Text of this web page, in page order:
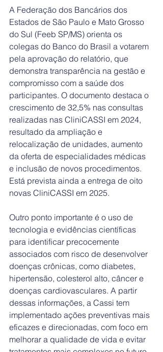
A Federação dos Bancários dos
Estados de São Paulo e Mato Grosso
do Sul (Feeb SP/MS) orienta os
colegas do Banco do Brasil a votarem
pela aprovação do relatório, que
demonstra transparência na gestão e
compromisso com a saúde dos
participantes. O documento destaca o
crescimento de 32,5% nas consultas
realizadas nas CliniCASSI em 2024,
resultado da ampliação e
relocalização de unidades, aumento
da oferta de especialidades médicas
e inclusão de novos procedimentos.
Está prevista ainda a entrega de oito
novas CliniCASSI em 2025.
Outro ponto importante é o uso de
tecnologia e evidências científicas
para identificar precocemente
associados com risco de desenvolver
doenças crônicas, como diabetes,
hipertensão, colesterol alto, câncer e
doenças cardiovasculares. A partir
dessas informações, a Cassi tem
implementado ações preventivas mais
eficazes e direcionadas, com foco em
melhorar a qualidade de vida e evitar